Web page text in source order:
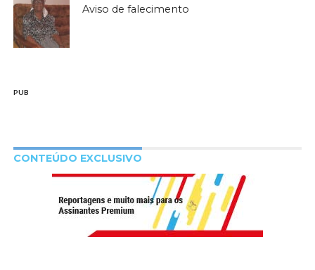
Aviso de falecimento
PUB
CONTEÚDO EXCLUSIVO